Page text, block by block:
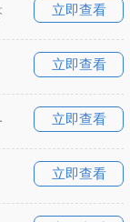
立即查看
立即查看
立即查看
立即查看